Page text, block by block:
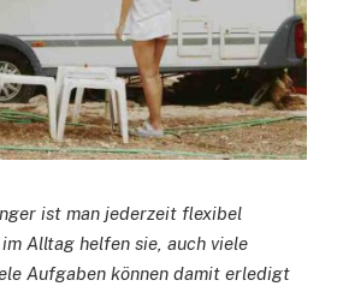
ist man jederzeit flexibel
Alltag helfen sie, auch viele
Aufgaben können damit erledigt